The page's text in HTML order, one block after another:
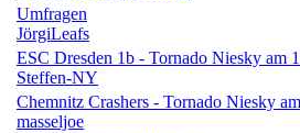
Umfragen
JörgiLeafs
ESC Dresden 1b - Tornado Niesky am
Steffen-NY
Chemnitz Crashers - Tornado Niesky
masseljoe